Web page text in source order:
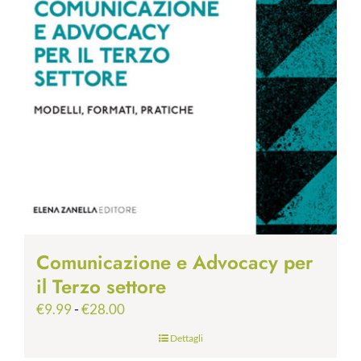
Comunicazione e Advocacy per
il Terzo settore
€9.99-€28.00Fascia
Dettagli